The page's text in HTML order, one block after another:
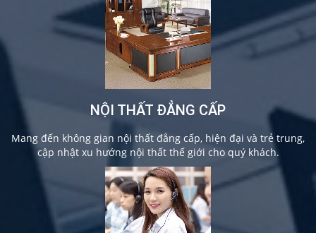
NỘI THẤT ĐẲNG CẤP
Mang đến không gian nội thất đẳng cấp, hiện đại và trẻ trung,
cập nhật xu hướng nội thất thế giới cho quý khách.